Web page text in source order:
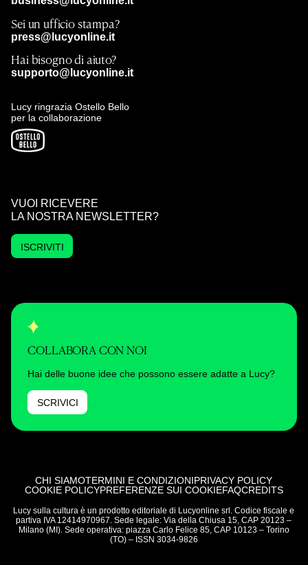
Sei un ufficio stampa?
press@lucyonline.it
Hai bisogno di aiuto?
supporto@lucyonline.it
Lucy ringrazia Ostello Bello
per la collaborazione
VUOI RICEVERE
LA NOSTRA NEWSLETTER?
ISCRIVITI
COLLABORA CON NOI
Hai delle buone idee che possono essere adatte a Lucy?
SCRIVICI
CHI SIAMOTERMINI E CONDIZIONIPRIVACY POLICY
COOKIE POLICYPREFERENZE SUI COOKIEFAQCREDITS
Lucy sulla cultura è un prodotto editoriale di Lucyonline srl. Codice fiscale e
partiva IVA 12414970967. Sede legale: Via della Chiusa 15, CAP 20123 –
Milano (MI). Sede operativa: piazza Carlo Felice 85, CAP 10123 – Torino
(TO) – ISSN 3034-9826